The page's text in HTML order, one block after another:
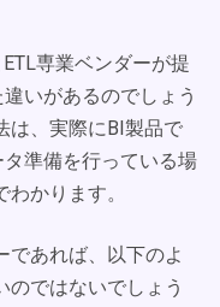
専業ベンダーが提
いがあるのでしょう
は、実際にBI製品で
準備を行っている場
かります。
であれば、以下のよ
のではないでしょう